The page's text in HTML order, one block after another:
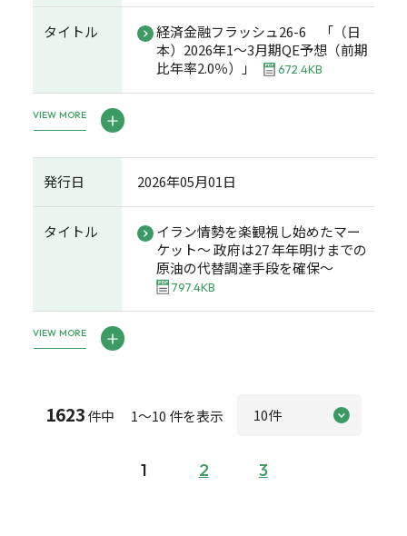
タイトル
経済金融フラッシュ26-6 「（日
本）2026年1～3月期QE予想（前期
比年率2.0％）」
672.4KB
VIEW MORE
発行日 2026年05月01日
タイトル
イラン情勢を楽観視し始めたマー
ケット～ 政府は27 年年明けまでの
原油の代替調達手段を確保～
797.4KB
VIEW MORE
1623件中 1～10 件を表示
1 2 3